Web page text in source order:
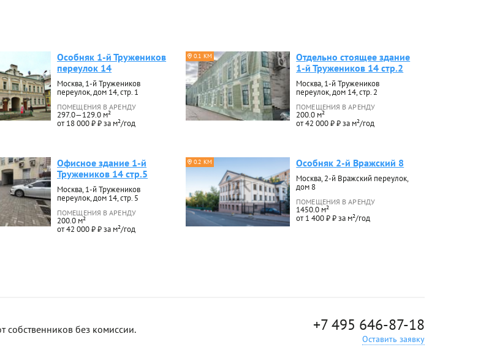
Особняк 1-й Тружеников
переулок 14
Москва, 1-й Тружеников
переулок, дом 14, стр. 1
ПОМЕЩЕНИЯ В АРЕНДУ
297.0—129.0 м²
от 18 000 ₽ ₽ за м²/год
0.1 КМ
Отдельно стоящее здание
1-й Тружеников 14 стр.2
Москва, 1-й Тружеников
переулок, дом 14, стр. 2
ПОМЕЩЕНИЯ В АРЕНДУ
200.0 м²
от 42 000 ₽ ₽ за м²/год
Офисное здание 1-й
Тружеников 14 стр.5
Москва, 1-й Тружеников
переулок, дом 14, стр. 5
ПОМЕЩЕНИЯ В АРЕНДУ
200.0 м²
от 42 000 ₽ ₽ за м²/год
0.2 КМ Особняк 2-й Вражский 8
Москва, 2-й Вражский переулок,
дом 8
ПОМЕЩЕНИЯ В АРЕНДУ
1450.0 м²
от 1 400 ₽ ₽ за м²/год
собственников без комиссии. +7 495 646-87-18
Оставить заявку